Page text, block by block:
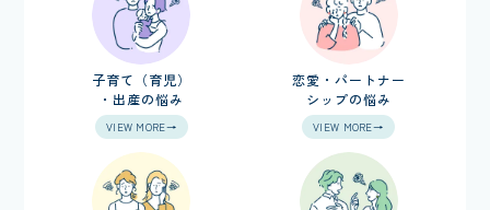
子育て（育児）
・出産の悩み
VIEW MORE→
恋愛・パートナー
シップの悩み
VIEW MORE→